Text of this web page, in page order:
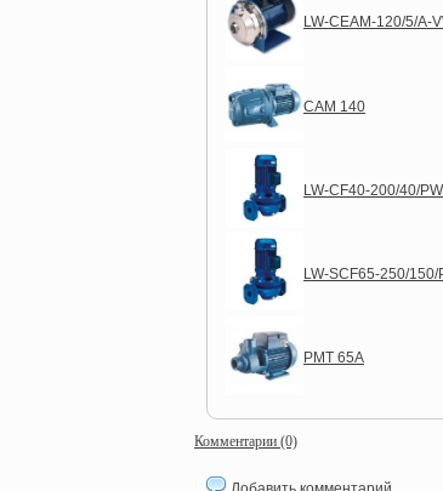
LW-CEAM-120/5/A-
CAM 140
LW-CF40-200/40/PW
LW-SCF65-250/150/
PMT 65A
Комментарии (0)